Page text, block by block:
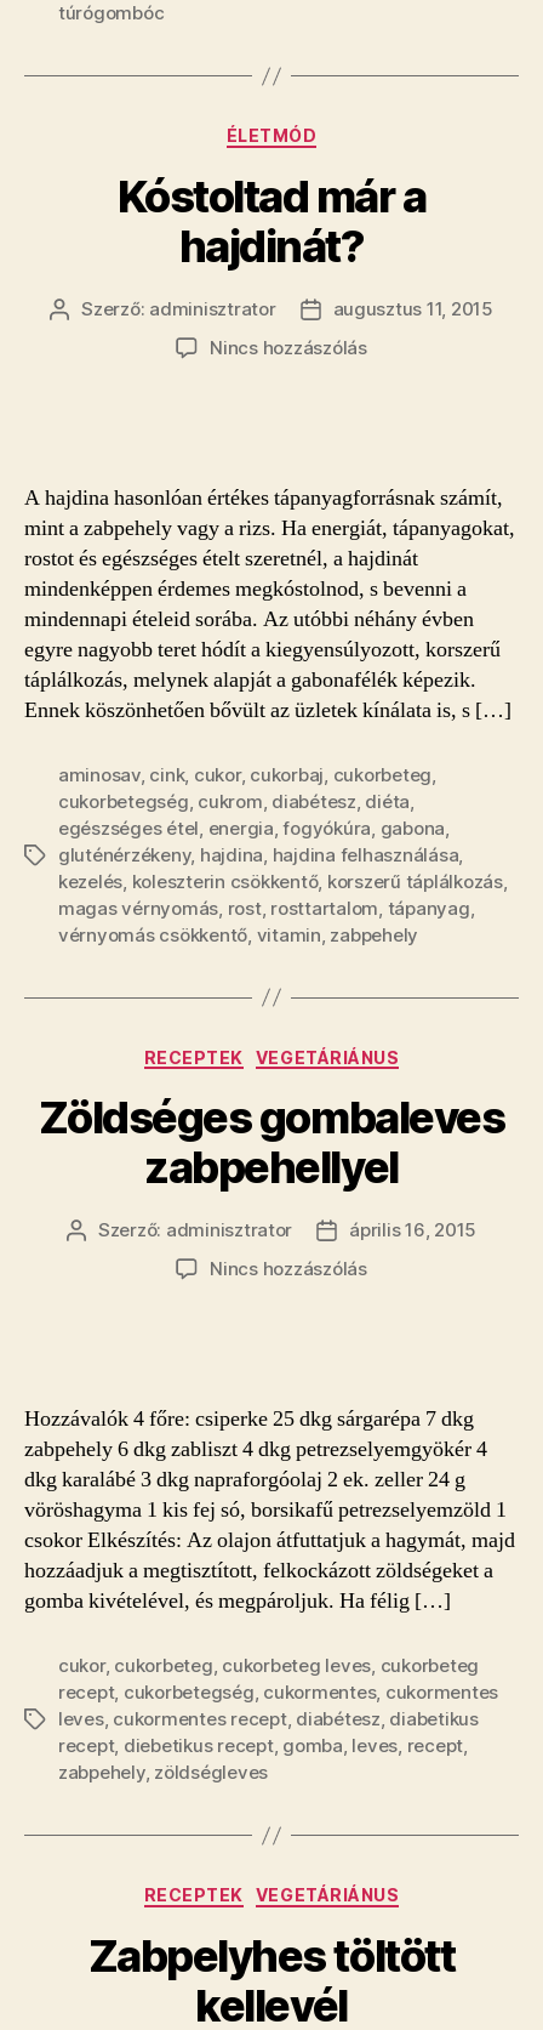
túrógombóc
Kategóriák
ÉLETMÓD
Kóstoltad már a
hajdinát?
Bejegyzés
Szerző: adminisztrator
Bejegyzés
dátuma
augusztus 11, 2015
Nincs hozzászólása(z)
A hajdina hasonlóan értékes tápanyagforrásnak számít,
mint a zabpehely vagy a rizs. Ha energiát, tápanyagokat,
rostot és egészséges ételt szeretnél, a hajdinát
mindenképpen érdemes megkóstolnod, s bevenni a
mindennapi ételeid sorába. Az utóbbi néhány évben
egyre nagyobb teret hódít a kiegyensúlyozott, korszerű
táplálkozás, melynek alapját a gabonafélék képezik.
Ennek köszönhetően bővült az üzletek kínálata is, s […]
Címkék
aminosav, cink, cukor, cukorbaj cukorbeteg
cukorbetegség cukrom diabétesz diéta
egészséges étel energia ,fogyókúra gabona
gluténérzékeny, hajdina hajdina felhasználása
kezelés koleszterin csökkentő, korszerű táplálkozás,
magas vérnyomás rost, rosttartalom tápanyag
vérnyomás csökkentő vitamin zabpehely
Kategóriák
RECEPTEK VEGETÁRIÁNUS
Zöldséges gombaleves
zabpehellyel
Bejegyzés
Szerző: adminisztrator
Bejegyzés
dátuma
április 16, 2015
Nincs hozzászólása(z)
Hozzávalók 4 főre: csiperke 25 dkg sárgarépa 7 dkg
zabpehely 6 dkg zabliszt 4 dkg petrezselyemgyökér 4
dkg karalábé 3 dkg napraforgóolaj 2 ek. zeller 24 g
vöröshagyma 1 kis fej só, borsikafű petrezselyemzöld 1
csokor Elkészítés: Az olajon átfuttatjuk a hagymát, majd
hozzáadjuk a megtisztított, felkockázott zöldségeket a
gomba kivételével, és megpároljuk. Ha félig […]
Címkék
cukor, cukorbeteg, cukorbeteg leves, cukorbeteg
recept, cukorbetegség, cukormentes, cukormentes
leves, cukormentes recept, diabétesz, diabetikus
recept, diebetikus recept, gomba, leves, recept,
zabpehely, zöldségleves
Kategóriák
RECEPTEK VEGETÁRIÁNUS
Zabpelyhes töltött
kellevél